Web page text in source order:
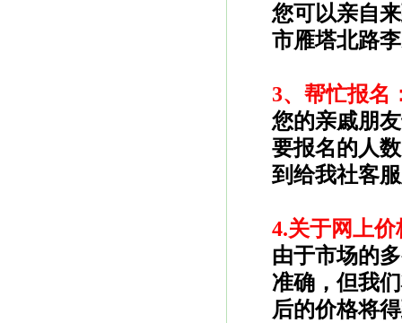
您可以亲自
市雁塔北路
3、帮忙报名
您的亲戚朋
要报名的人
到给我社客
4.关于网上价
由于市场的
准确，但我
后的价格将